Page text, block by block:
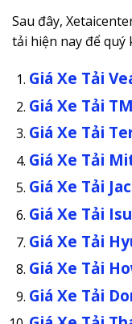
Sau đây,
tải hiện nay để quý
Giá Xe Tải
Giá Xe Tải
Giá Xe Tải
Giá Xe Tải
Giá Xe Tải Jac
Giá Xe Tải
Giá Xe Tải
Giá Xe Tải
Giá Xe Tải